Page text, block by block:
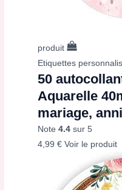
produit
Etiquettes
50
Aquarelle
mariage,
Note4.4 sur 5
4,99€ Voir le produit